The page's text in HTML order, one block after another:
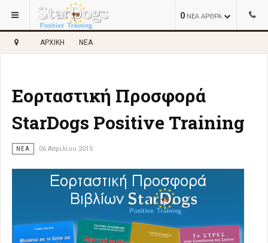
0 ΝΕΑ ΑΡΘΡΑ
ΑΡΧΙΚΉ ΝΈΑ
Εορταστική Προσφορά
StarDogs Positive Training
ΝΈΑ 06 Απριλίου 2015